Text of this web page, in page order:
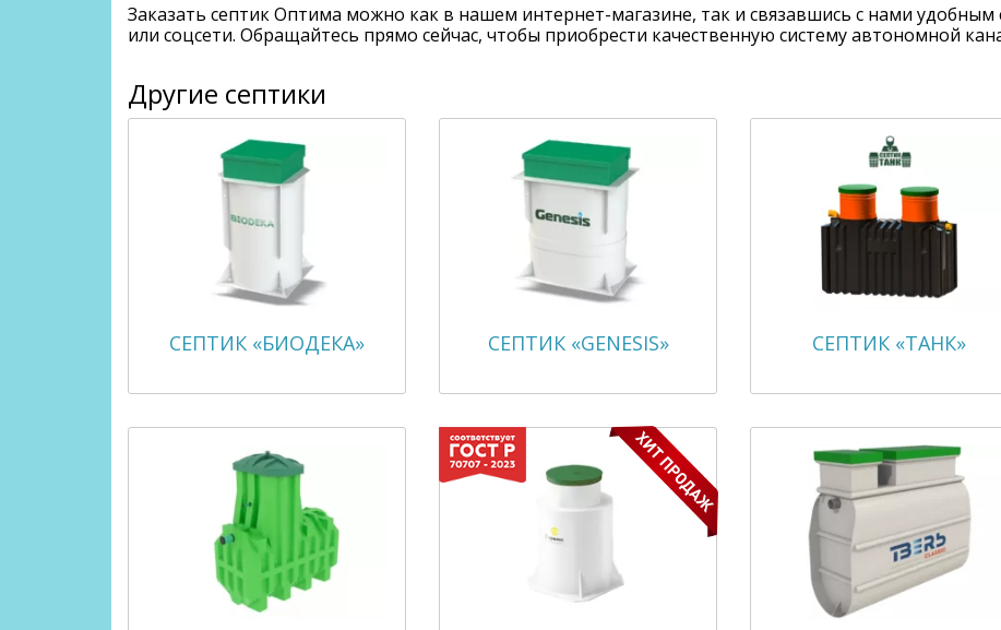
Заказать септик Оптима можно как в нашем интернет-магазине, так и связавшись с нами удобным
или соцсети. Обращайтесь прямо сейчас, чтобы приобрести качественную систему автономной
Другие септики
СЕПТИК «БИОДЕКА» СЕПТИК «GENESIS» СЕПТИК «ТАНК»